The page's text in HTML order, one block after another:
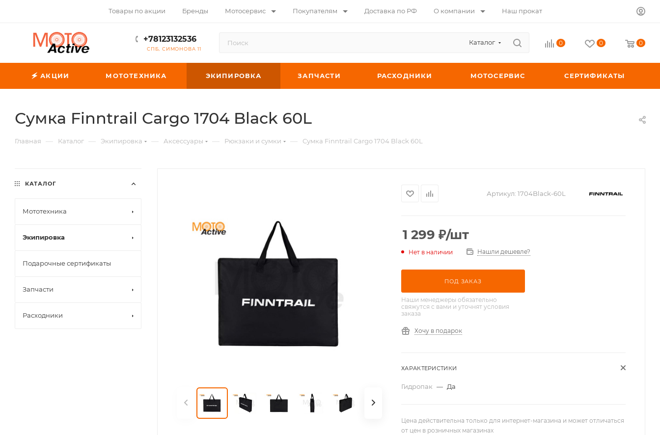
Товары по акции Бренды Мотосервис Покупателям Доставка по РФ О компании Наш прокат
+78123132536
СПБ, СИМОНОВА 11
Каталог 0 0 0
🗲 АКЦИИ МОТОТЕХНИКА ЭКИПИРОВКА ЗАПЧАСТИ РАСХОДНИКИ МОТОСЕРВИС СЕРТИФИКАТЫ
Сумка Finntrail Cargo 1704 Black 60L
Главная — Каталог — Экипировка — Аксессуары — Рюкзаки и сумки — Сумка Finntrail Cargo 1704 Black 60L
Артикул: 1704Black-60L
1 299 ₽/шт
Нет в наличии Нашли дешевле?
ПОД ЗАКАЗ
Наши менеджеры обязательно
свяжутся с вами и уточнят условия
заказа
Хочу в подарок
ХАРАКТЕРИСТИКИ
Гидропак — Да
Цена действительна только для интернет-магазина и может отличаться
от цен в розничных магазинах
КАТАЛОГ
Мототехника
Экипировка
Подарочные сертификаты
Запчасти
Расходники